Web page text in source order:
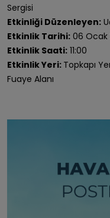
Sergisi
Etkinliği Düzenleyen:
Etkinlik Tarihi: 06 Ocak
Etkinlik Saati: 11:00
Etkinlik Yeri: Topkapı
Fuaye Alanı